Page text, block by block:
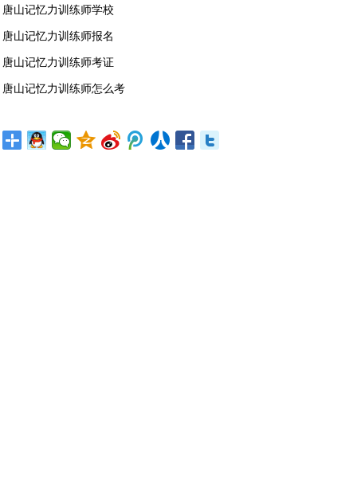
唐山记忆力训练师学校
唐山记忆力训练师报名
唐山记忆力训练师考证
唐山记忆力训练师怎么考